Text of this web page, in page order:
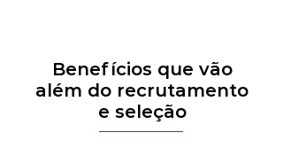
Benefícios que vão
além do recrutamento
e seleção